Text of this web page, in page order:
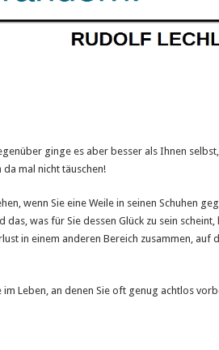
ginge es aber besser als Ihnen
da mal nicht täuschen!
wenn Sie eine Weile in seinen Schuhen
das, was für Sie dessen Glück zu sein
in einem anderen Bereich zusammen, auf
Leben, an denen Sie oft genug achtlos